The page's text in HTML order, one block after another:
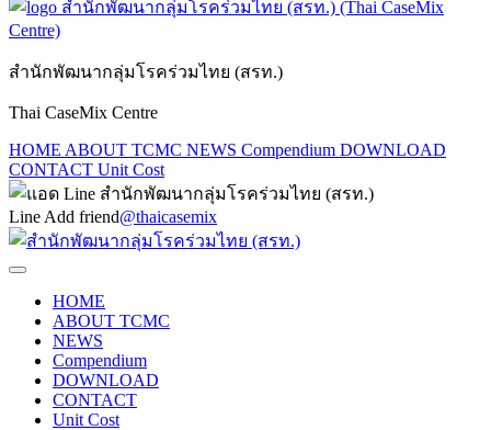
สำนักพัฒนากลุ่มโรคร่วมไทย (สรท.)
Thai CaseMix Centre
HOME ABOUT TCMC NEWS Compendium DOWNLOAD
CONTACT Unit Cost
Line Add friend@thaicasemix
HOME
ABOUT TCMC
NEWS
Compendium
DOWNLOAD
CONTACT
Unit Cost